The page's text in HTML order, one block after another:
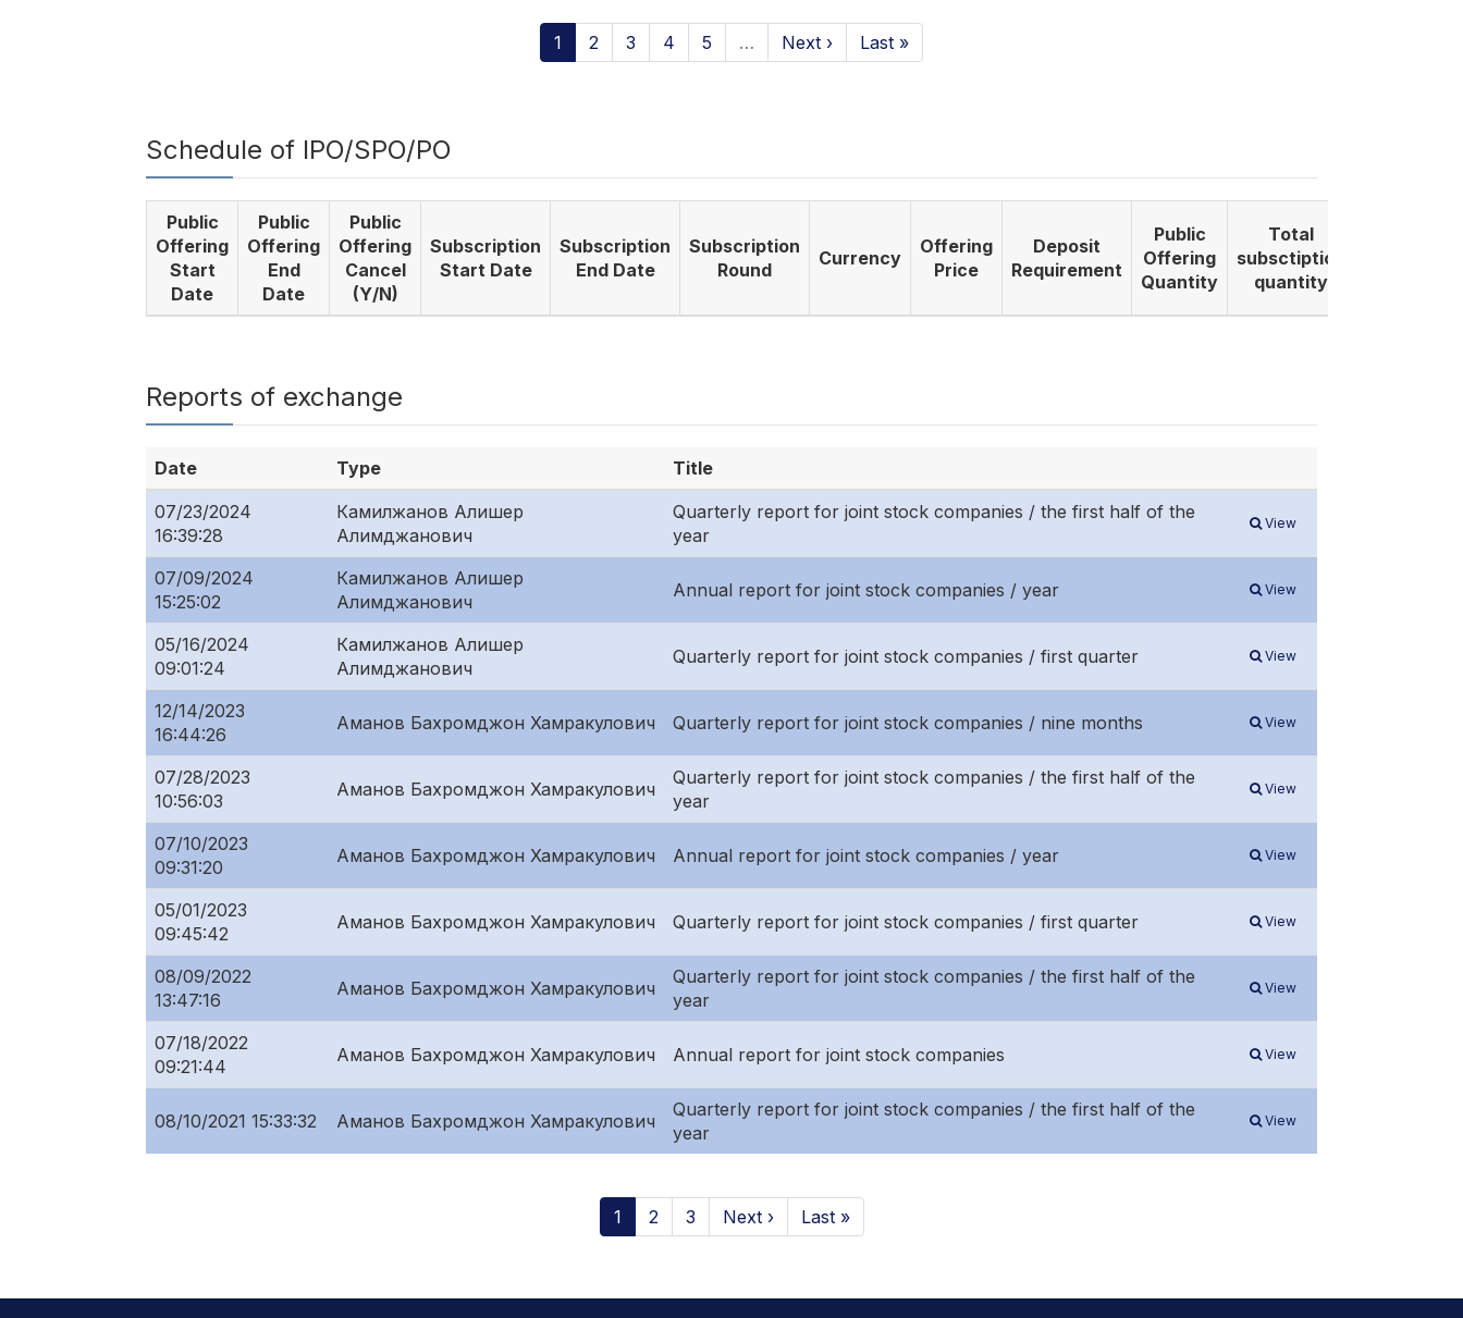
1 2 3 4 5 … Next › Last »
Schedule of IPO/SPO/PO
Public
Offering
Start
Date
Public
Offering
End
Date
Public
Offering
Cancel
(Y/N)
Subscription
Start Date
Subscription
End Date
Subscription
Round
Currency
Offering
Price
Deposit
Requirement
Public
Offering
Quantity
Total
subsctiption
quantity
Reports of exchange
Date Type
Title
07/23/2024
16:39:28
Камилжанов Алишер
Алимджанович
Quarterly report for joint stock companies / the first half of the
year
View
07/09/2024
15:25:02
Камилжанов Алишер
Алимджанович
Annual report for joint stock companies / year View
05/16/2024
09:01:24
Камилжанов Алишер
Алимджанович
Quarterly report for joint stock companies / first quarter View
12/14/2023
16:44:26
Аманов Бахромджон Хамракулович Quarterly report for joint stock companies / nine months View
07/28/2023
10:56:03
Аманов Бахромджон Хамракулович
Quarterly report for joint stock companies / the first half of the
year
View
07/10/2023
09:31:20
Аманов Бахромджон Хамракулович Annual report for joint stock companies / year View
05/01/2023
09:45:42
Аманов Бахромджон Хамракулович Quarterly report for joint stock companies / first quarter View
08/09/2022
13:47:16
Аманов Бахромджон Хамракулович
Quarterly report for joint stock companies / the first half of the
year
View
07/18/2022
09:21:44
Аманов Бахромджон Хамракулович Annual report for joint stock companies View
08/10/2021 15:33:32 Аманов Бахромджон Хамракулович
Quarterly report for joint stock companies / the first half of the
year
View
1 2 3 Next › Last »